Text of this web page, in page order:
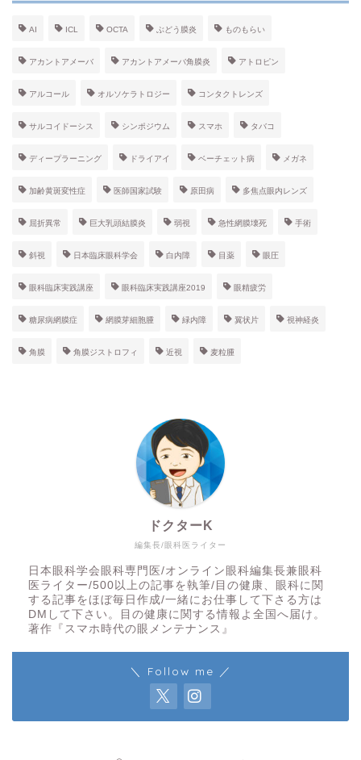
AI ICL OCTA ぶどう膜炎 ものもらい
アカントアメーバ アカントアメーバ角膜炎 アトロピン
アルコール オルソケラトロジー コンタクトレンズ
サルコイドーシス シンポジウム スマホ タバコ
ディープラーニング ドライアイ ベーチェット病 メガネ
加齢黄斑変性症 医師国家試験 原田病 多焦点眼内レンズ
屈折異常 巨大乳頭結膜炎 弱視 急性網膜壊死 手術
斜視 日本臨床眼科学会 白内障 目薬 眼圧
眼科臨床実践講座 眼科臨床実践講座2019 眼精疲労
糖尿病網膜症 網膜芽細胞腫 緑内障 翼状片 視神経炎
角膜 角膜ジストロフィ 近視 麦粒腫
編集長/眼科医ライター
ドクターK
日本眼科学会眼科専門医/オンライン眼科編集長兼眼科
医ライター/500以上の記事を執筆/目の健康、眼科に関
する記事をほぼ毎日作成/一緒にお仕事して下さる方は
DMして下さい。目の健康に関する情報よ全国へ届け。
著作『スマホ時代の眼メンテナンス』
＼ Follow me ／